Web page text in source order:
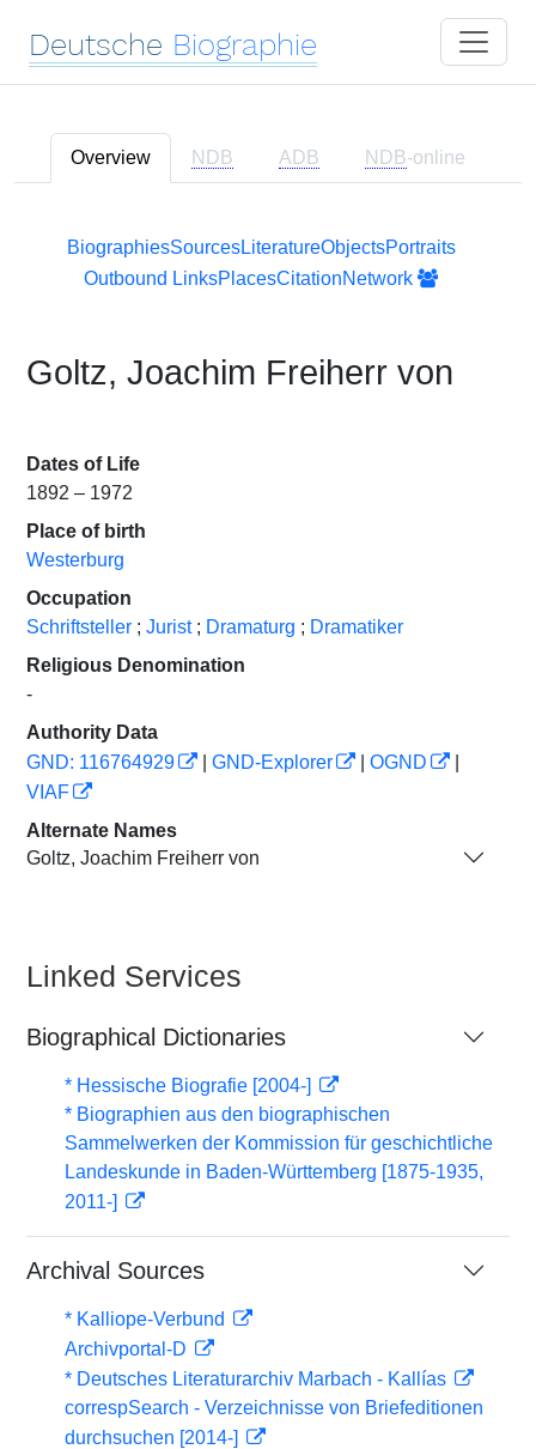
Deutsche Biographie
Overview NDB ADB NDB-online
BiographiesSourcesLiteratureObjectsPortraits
Outbound LinksPlacesCitationNetwork
Goltz, Joachim Freiherr von
Dates of Life
1892 – 1972
Place of birth
Westerburg
Occupation
Schriftsteller ; Jurist ; Dramaturg ; Dramatiker
Religious Denomination
-
Authority Data
GND: 116764929
GND-Explorer OGND
VIAF
Alternate Names
Goltz, Joachim Freiherr von
Linked Services
Biographical Dictionaries
* Hessische Biografie [2004-]
* Biographien aus den biographischen
Sammelwerken der Kommission für geschichtliche
Landeskunde in Baden-Württemberg [1875-1935,
2011-]
Archival Sources
* Kalliope-Verbund
Archivportal-D
* Deutsches Literaturarchiv Marbach - Kallías
correspSearch - Verzeichnisse von Briefeditionen
durchsuchen [2014-]